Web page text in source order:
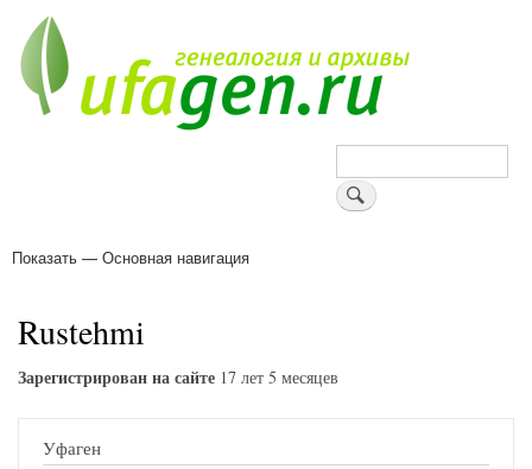
основному
содержанию
Поиск
Основная
Показать — Основная навигация
Rustehmi
Зарегистрирован на сайте 17 лет 5 месяцев
Уфаген